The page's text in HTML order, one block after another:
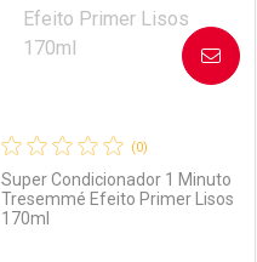
(0)
Super Condicionador 1 Minuto
Tresemmé Efeito Primer Lisos
170ml
AVISE-ME